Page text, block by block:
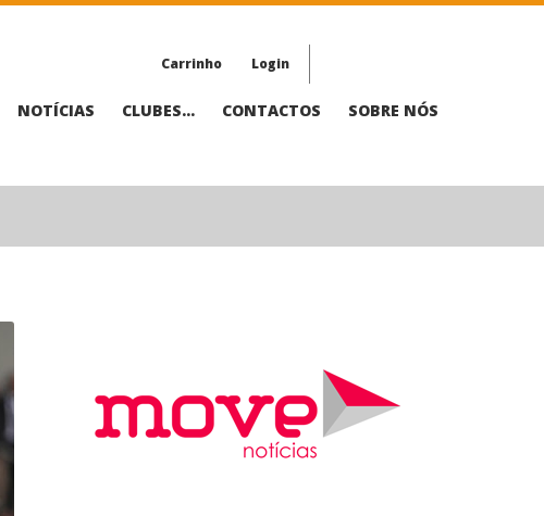
Carrinho Login
NOTÍCIAS CLUBES... CONTACTOS SOBRE NÓS